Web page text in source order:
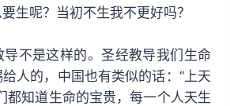
生呢？当初不生我不更好吗？
不是这样的。圣经教导我们生命
人的，中国也有类似的话：“上天
都知道生命的宝贵，每一个人天生